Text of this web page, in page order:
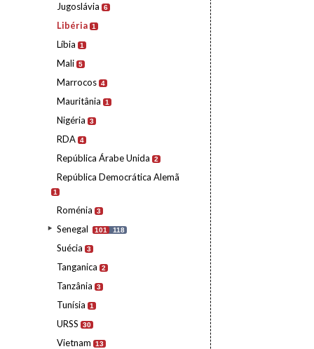
Jugoslávia 6
Libéria 1
Líbia 1
Mali 5
Marrocos 4
Mauritânia 1
Nigéria 3
RDA 4
República Árabe Unida 2
República Democrática Alemã
1
Roménia 3
Senegal 101 118
Suécia 3
Tanganica 2
Tanzânia 3
Tunísia 1
URSS 30
Vietnam 13